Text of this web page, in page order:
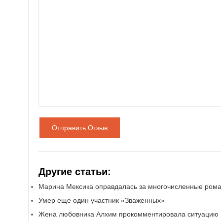
Отправить Отзыв
Другие статьи:
Марина Мексика оправдалась за многочисленные
Умер еще один участник «Зваженных»
Жена любовника Алхим прокомментировала ситуацию